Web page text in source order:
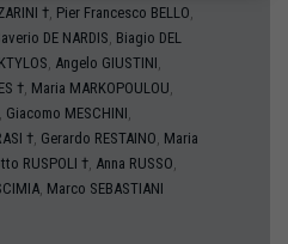
†, Pier Francesco BELLO,
DE NARDIS, Biagio DEL
, Angelo GIUSTINI,
†, Maria MARKOPOULOU,
, Giacomo MESCHINI,
†, Gerardo RESTAINO, Maria
RUSPOLI †, Anna RUSSO,
, Marco SEBASTIANI